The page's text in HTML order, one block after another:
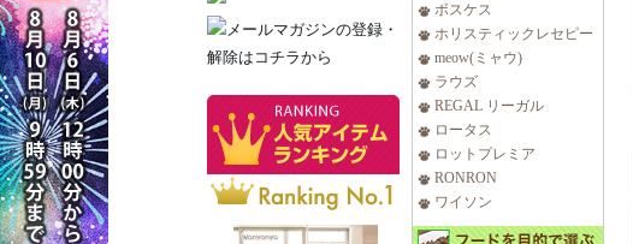
ボスケス
ホリスティックレセピー
meow(ミャウ)
ラウズ
REGAL リーガル
ロータス
ロットプレミア
RONRON
ワイソン